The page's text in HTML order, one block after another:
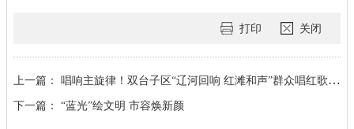
打印 关闭
上一篇：
唱响主旋律！双台子区“辽河回响 红滩和声”群众唱红歌展演圆满举行
下一篇：
“蓝光”绘文明 市容焕新颜